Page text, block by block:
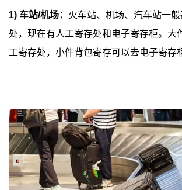
1) 车站/机场： 火车站、机场、汽车站一
处，现在有人工寄存处和电子寄存柜。大
工寄存处，小件背包寄存可以去电子寄存